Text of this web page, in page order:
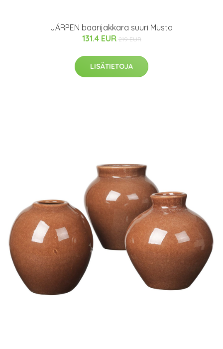
JÄRPEN baarijakkara suuri Musta
131.4 EUR 219 EUR
LISÄTIETOJA